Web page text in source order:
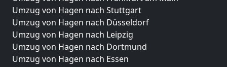
Umzug von Hagen nach Stuttgart
Umzug von Hagen nach Düsseldorf
Umzug von Hagen nach Leipzig
Umzug von Hagen nach Dortmund
Umzug von Hagen nach Essen